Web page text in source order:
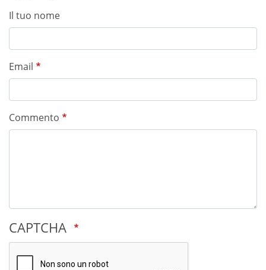
Il tuo nome
Email
Commento
CAPTCHA